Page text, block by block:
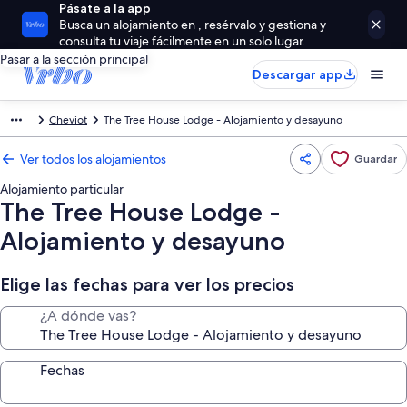
Pásate a la app
Busca un alojamiento en , resérvalo y gestiona y
consulta tu viaje fácilmente en un solo lugar.
Pasar a la sección principal
Descargar app
Cheviot The Tree House Lodge - Alojamiento y desayuno
Ver todos los alojamientos Guardar
Alojamiento particular
The Tree House Lodge -
Alojamiento y desayuno
Elige las fechas para ver los precios
¿A dónde vas?
Fechas